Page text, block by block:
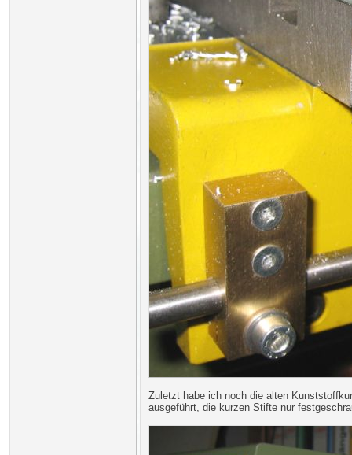
Zuletzt habe ich noch die alten
ausgeführt, die kurzen Stifte nur